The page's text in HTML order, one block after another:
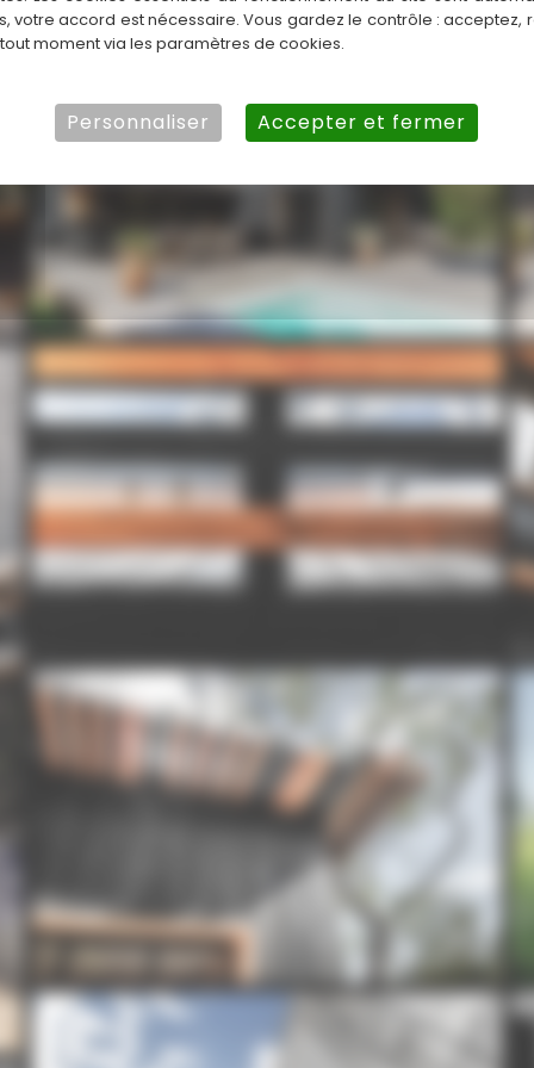
votre accord est nécessaire. Vous gardez le contrôle : acceptez,
moment via les paramètres de cookies.
Accepter et fermer
Personnaliser